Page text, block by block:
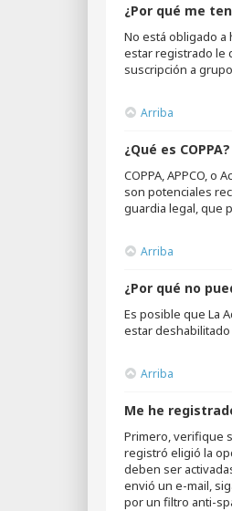
¿Por qué me
No está obligado a
estar registrado le
suscripción a
Arriba
¿Qué es
COPPA, APPCO,
son potenciales
guardia legal, que
Arriba
¿Por qué no
Es posible que La
estar
Arriba
Me he
Primero, verifique
registró eligió la
deben ser
envió un e-mail,
por un filtro anti-